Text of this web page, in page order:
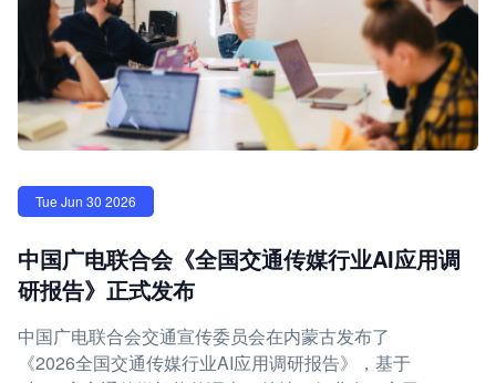
Tue Jun 30 2026
中国广电联合会《全国交通传媒行业AI应用调
研报告》正式发布
中国广电联合会交通宣传委员会在内蒙古发布了
《2026全国交通传媒行业AI应用调研报告》，基于